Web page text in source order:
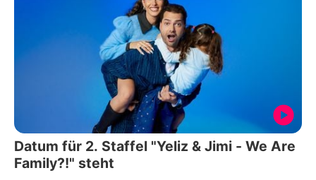
Datum für 2. Staffel "Yeliz & Jimi - We Are
Family?!" steht